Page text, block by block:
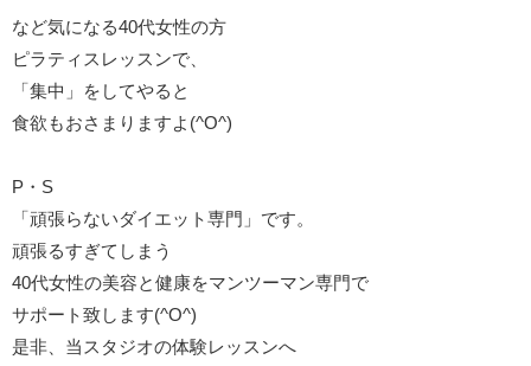
など気になる40代女性の方
ピラティスレッスンで、
「集中」をしてやると
食欲もおさまりますよ(^O^)
P・S
「頑張らないダイエット専門」です。
頑張るすぎてしまう
40代女性の美容と健康をマンツーマン専門で
サポート致します(^O^)
是非、当スタジオの体験レッスンへ